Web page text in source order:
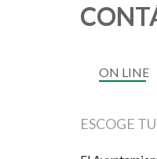
ON LINE
ESCOGE